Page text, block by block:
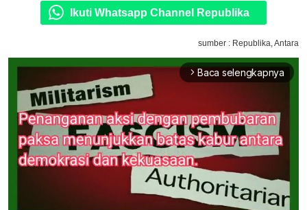
Ikuti Whatsapp Channel Republika
sumber : Republika, Antara
arrow_forward_ios Baca selengkapnya